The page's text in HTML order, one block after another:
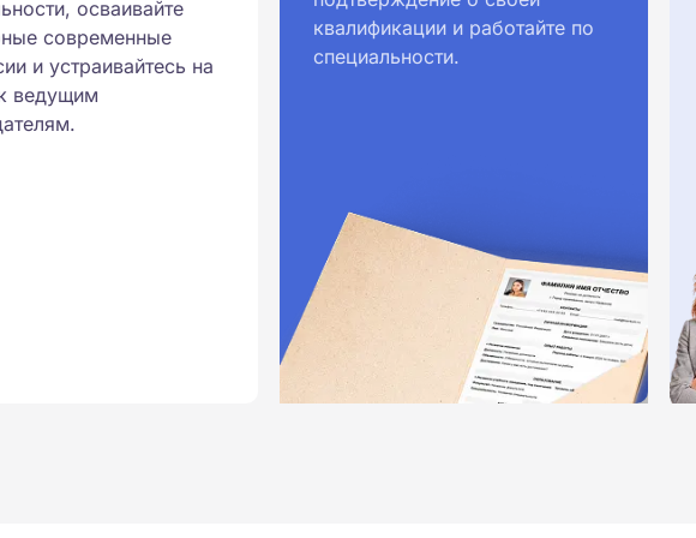
образования.
принимаются
осваивайте
современные
и устраивайтесь на
ведущим
квалификации и работайте по
специальности.